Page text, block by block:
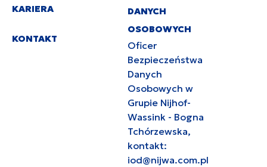
KARIERA
KONTAKT
DANYCH
OSOBOWYCH
Oficer
Bezpieczeństwa
Danych
Osobowych w
Grupie Nijhof-
Wassink - Bogna
Tchórzewska,
kontakt:
iod@nijwa.com.pl